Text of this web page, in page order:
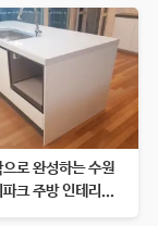
로 완성하는 수원
크 주방 인테리...